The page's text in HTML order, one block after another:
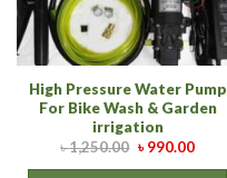
High Pressure Water Pump
For Bike Wash & Garden
irrigation
৳1,250.00 ৳990.00